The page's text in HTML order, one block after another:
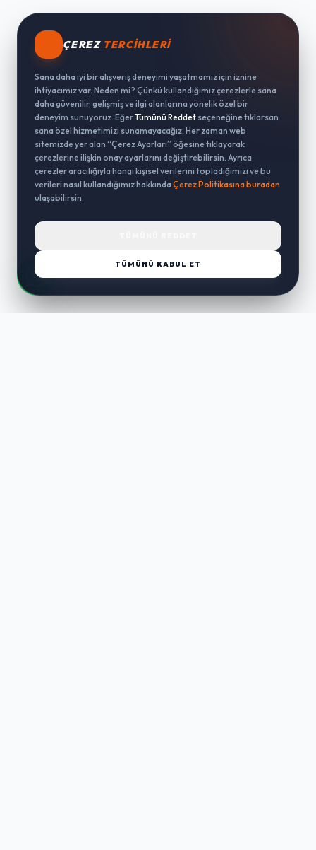
ÇEREZ TERCIHLERI
Sana daha iyi bir alışveriş deneyimi yaşatmamız için iznine
ihtiyacımız var. Neden mi? Çünkü kullandığımız çerezlerle sana
daha güvenilir, gelişmiş ve ilgi alanlarına yönelik özel bir
deneyim sunuyoruz. EğerTümünü Reddet seçeneğine tıklarsan
sana özel hizmetimizi sunamayacağız. Her zaman web
sitemizde yer alan “Çerez Ayarları” öğesine tıklayarak
çerezlerine ilişkin onay ayarlarını değiştirebilirsin. Ayrıca
çerezler aracılığıyla hangi kişisel verilerini topladığımızı ve bu
verileri nasıl kullandığımız hakkında Çerez Politikasına buradan
ulaşabilirsin.
TÜMÜNÜ KABUL ET